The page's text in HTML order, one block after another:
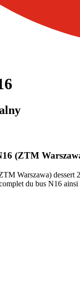
(ZTM
Warszawa) dessert
du bus N16